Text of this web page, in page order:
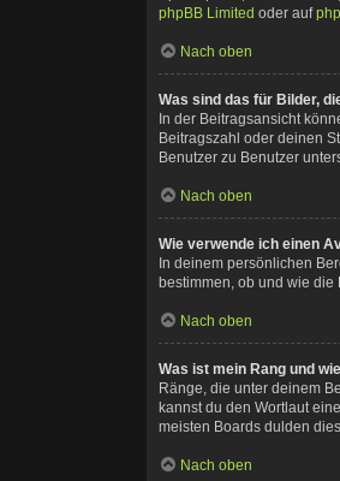
phpBB Limited oder auf
Nach oben
Was sind das für Bilder,
In der Beitragsansicht
Beitragszahl oder deinen
Benutzer zu Benutzer
Nach oben
Wie verwende ich einen
In deinem persönlichen
bestimmen, ob und wie
Nach oben
Was ist mein Rang und
Ränge, die unter deinem
kannst du den Wortlaut
meisten Boards dulden
Nach oben